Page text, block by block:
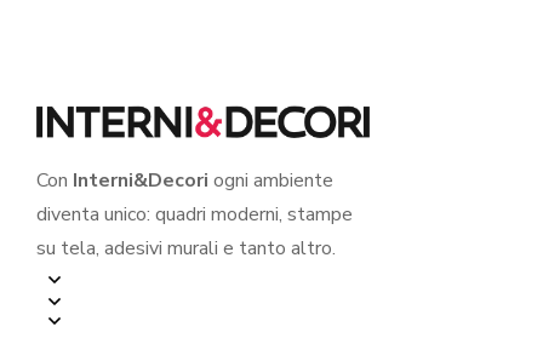
Con Interni&Decori ogni ambiente
diventa unico: quadri moderni, stampe
su tela, adesivi murali e tanto altro.